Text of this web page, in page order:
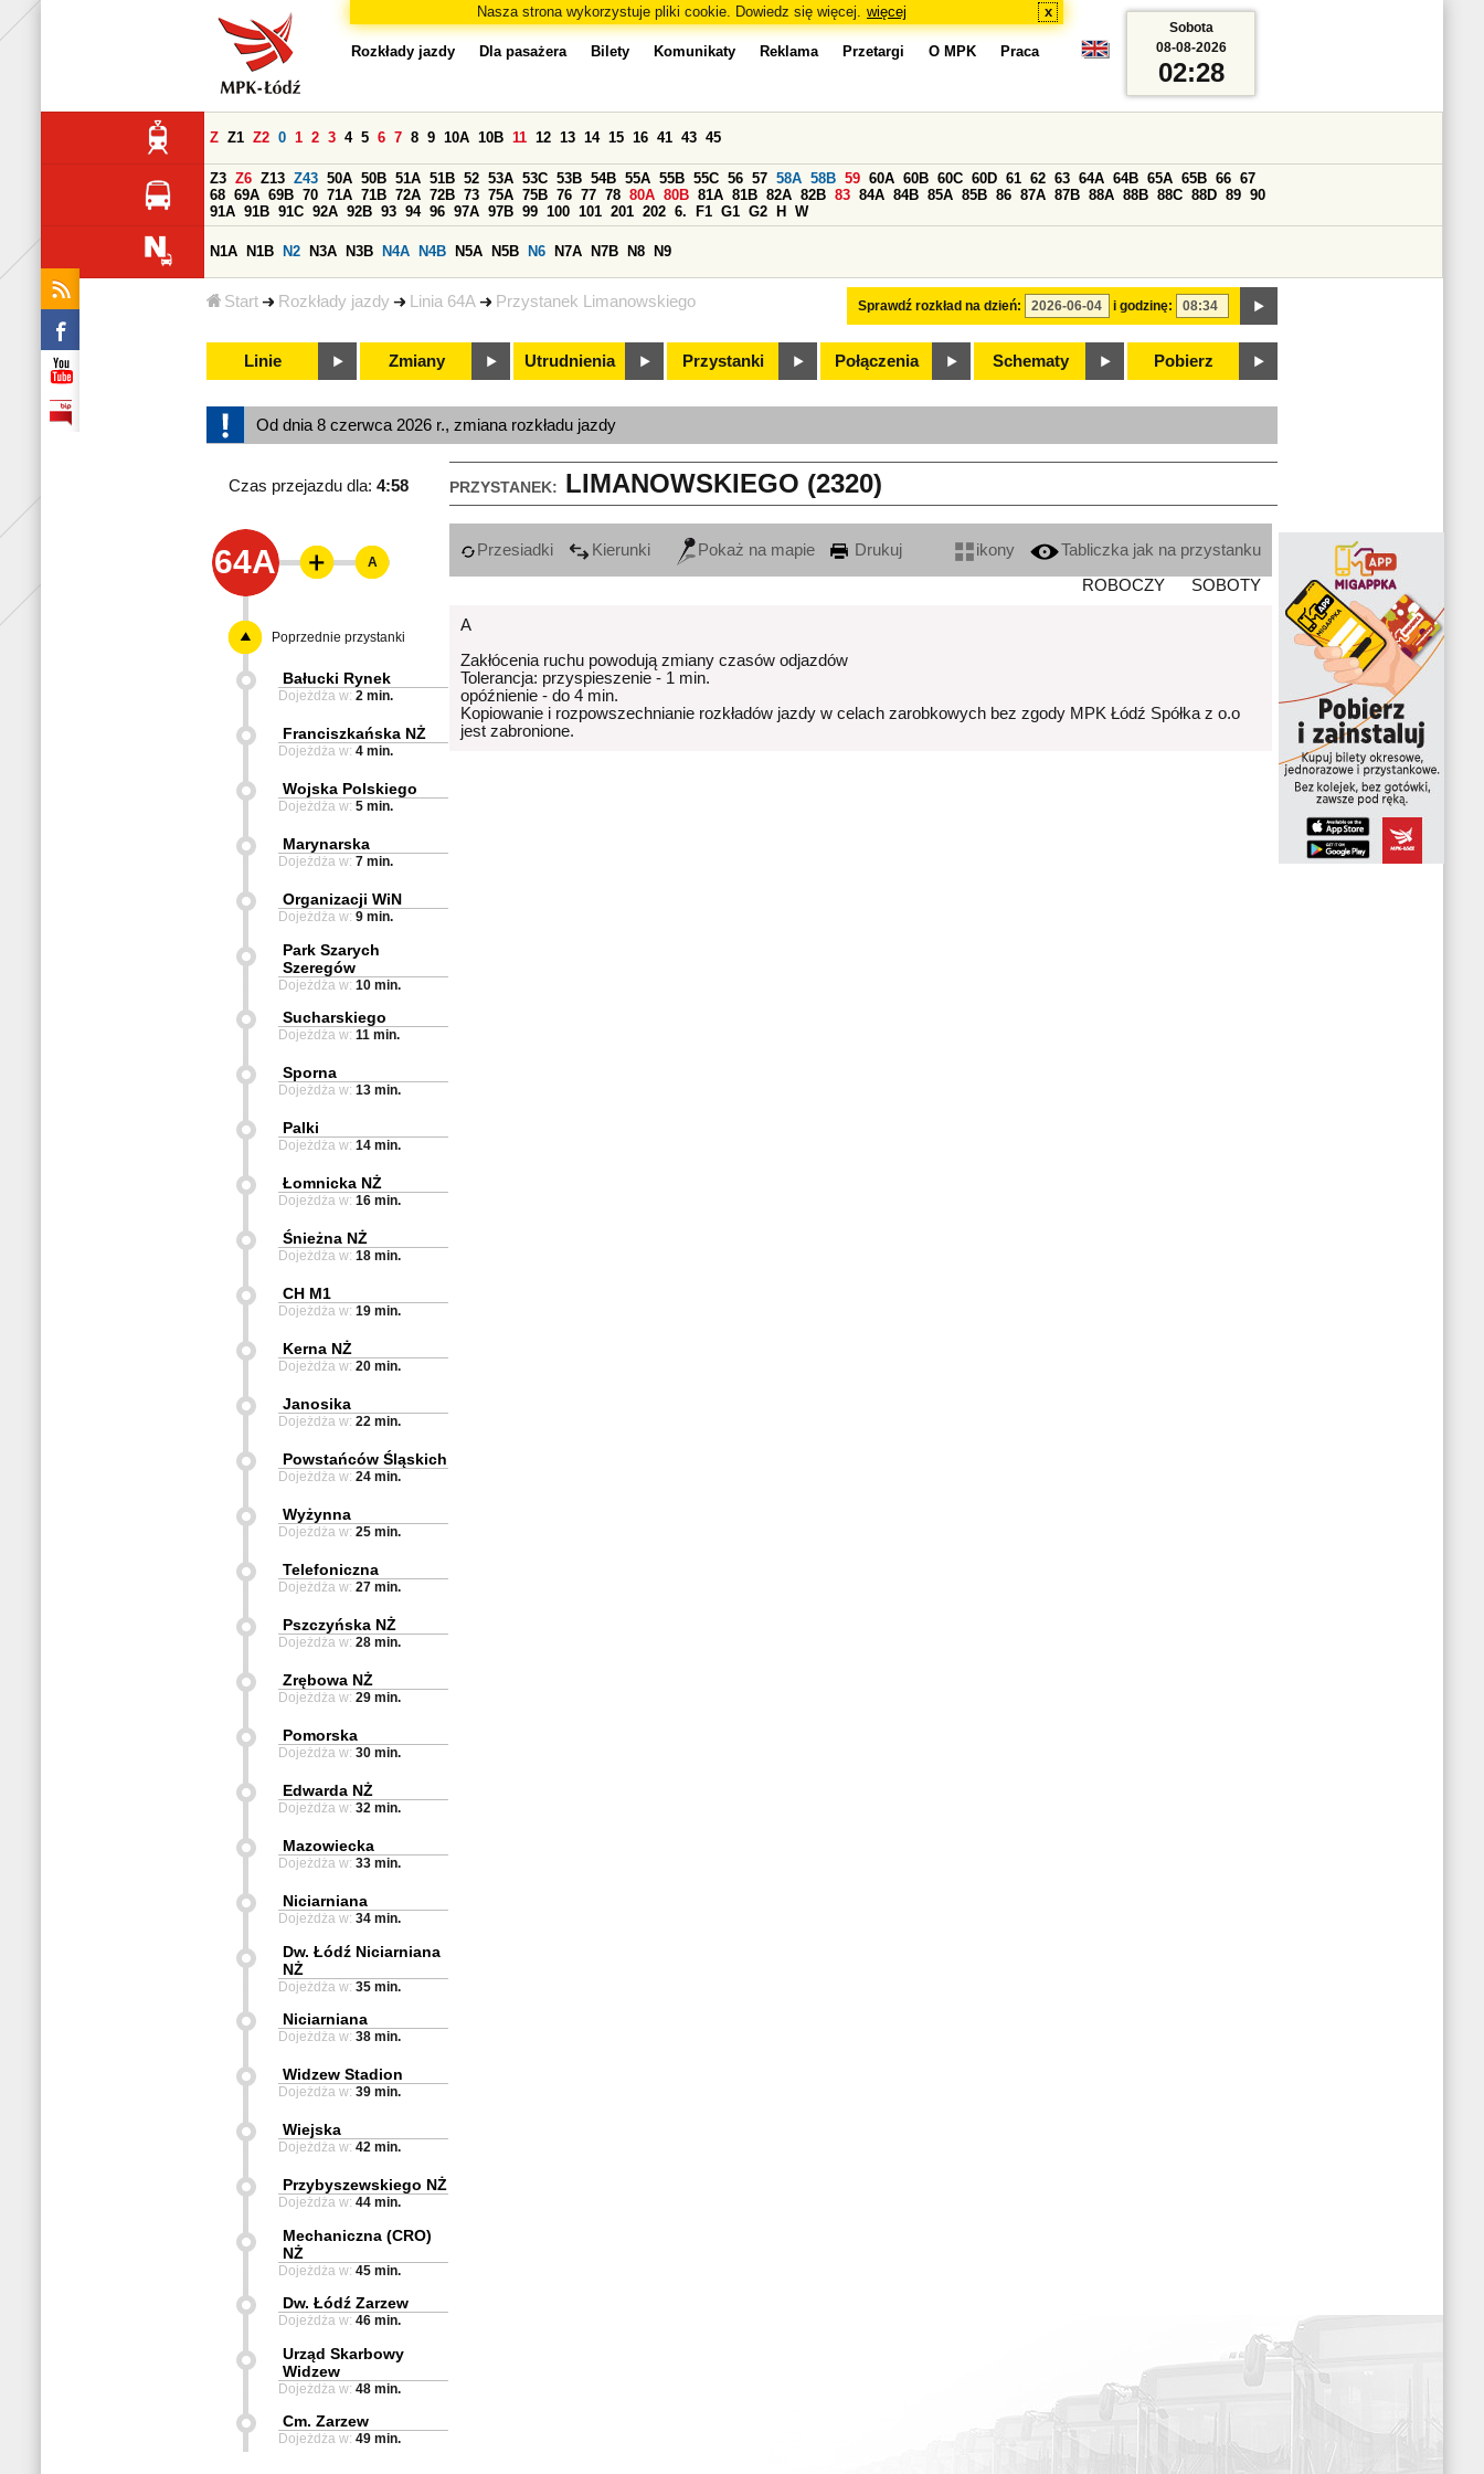
Nasza strona wykorzystuje pliki cookie. Dowiedz się więcej. więcej x
Start Rozkłady jazdy Linia 64A Przystanek Limanowskiego
Rozkłady jazdy Dla pasażera Bilety Komunikaty Reklama Przetargi O MPK Praca
Sprawdź rozkład na dzień: i godzinę:
Z Z1 Z2 0 1 2 3 4 5 6 7 8 9 10A 10B 11 12 13 14 15 16 41 43 45
Z3 Z6 Z13 Z43 50A 50B 51A 51B 52 53A 53C 53B 54B 55A 55B 55C 56 57 58A 58B 59 60A 60B 60C 60D 61 62 63 64A 64B 65A 65B 66 67
68 69A 69B 70 71A 71B 72A 72B 73 75A 75B 76 77 78 80A 80B 81A 81B 82A 82B 83 84A 84B 85A 85B 86 87A 87B 88A 88B 88C 88D 89 90
91A 91B 91C 92A 92B 93 94 96 97A 97B 99 100 101 201 202 6. F1 G1 G2 H W
N1A N1B N2 N3A N3B N4A N4B N5A N5B N6 N7A N7B N8 N9
Linie Zmiany Utrudnienia Przystanki Połączenia Schematy Pobierz
Sobota
08-08-2026
02:28
Od dnia 8 czerwca 2026 r., zmiana rozkładu jazdy
PRZYSTANEK: LIMANOWSKIEGO (2320)
Czas przejazdu dla: 4:58
64A Przesiadki Kierunki Pokaż na mapie Drukuj ikony
Tabliczka jak na przystanku
ROBOCZY
SOBOTY
A
Zakłócenia ruchu powodują zmiany czasów odjazdów
Tolerancja: przyspieszenie - 1 min.
opóźnienie - do 4 min.
Kopiowanie i rozpowszechnianie rozkładów jazdy w celach zarobkowych bez zgody MPK Łódź Spółka z o.o
jest zabronione.
A
Poprzednie przystanki
Bałucki Rynek
Dojeżdża w: 2 min.
Franciszkańska NŻ
Dojeżdża w: 4 min.
Wojska Polskiego
Dojeżdża w: 5 min.
Marynarska
Dojeżdża w: 7 min.
Organizacji WiN
Dojeżdża w: 9 min.
Park Szarych
Szeregów
Dojeżdża w: 10 min.
Sucharskiego
Dojeżdża w: 11 min.
Sporna
Dojeżdża w: 13 min.
Palki
Dojeżdża w: 14 min.
Łomnicka NŻ
Dojeżdża w: 16 min.
Śnieżna NŻ
Dojeżdża w: 18 min.
CH M1
Dojeżdża w: 19 min.
Kerna NŻ
Dojeżdża w: 20 min.
Janosika
Dojeżdża w: 22 min.
Powstańców Śląskich
Dojeżdża w: 24 min.
Wyżynna
Dojeżdża w: 25 min.
Telefoniczna
Dojeżdża w: 27 min.
Pszczyńska NŻ
Dojeżdża w: 28 min.
Zrębowa NŻ
Dojeżdża w: 29 min.
Pomorska
Dojeżdża w: 30 min.
Edwarda NŻ
Dojeżdża w: 32 min.
Mazowiecka
Dojeżdża w: 33 min.
Niciarniana
Dojeżdża w: 34 min.
Dw. Łódź Niciarniana
NŻ
Dojeżdża w: 35 min.
Niciarniana
Dojeżdża w: 38 min.
Widzew Stadion
Dojeżdża w: 39 min.
Wiejska
Dojeżdża w: 42 min.
Przybyszewskiego NŻ
Dojeżdża w: 44 min.
Mechaniczna (CRO)
NŻ
Dojeżdża w: 45 min.
Dw. Łódź Zarzew
Dojeżdża w: 46 min.
Urząd Skarbowy
Widzew
Dojeżdża w: 48 min.
Cm. Zarzew
Dojeżdża w: 49 min.